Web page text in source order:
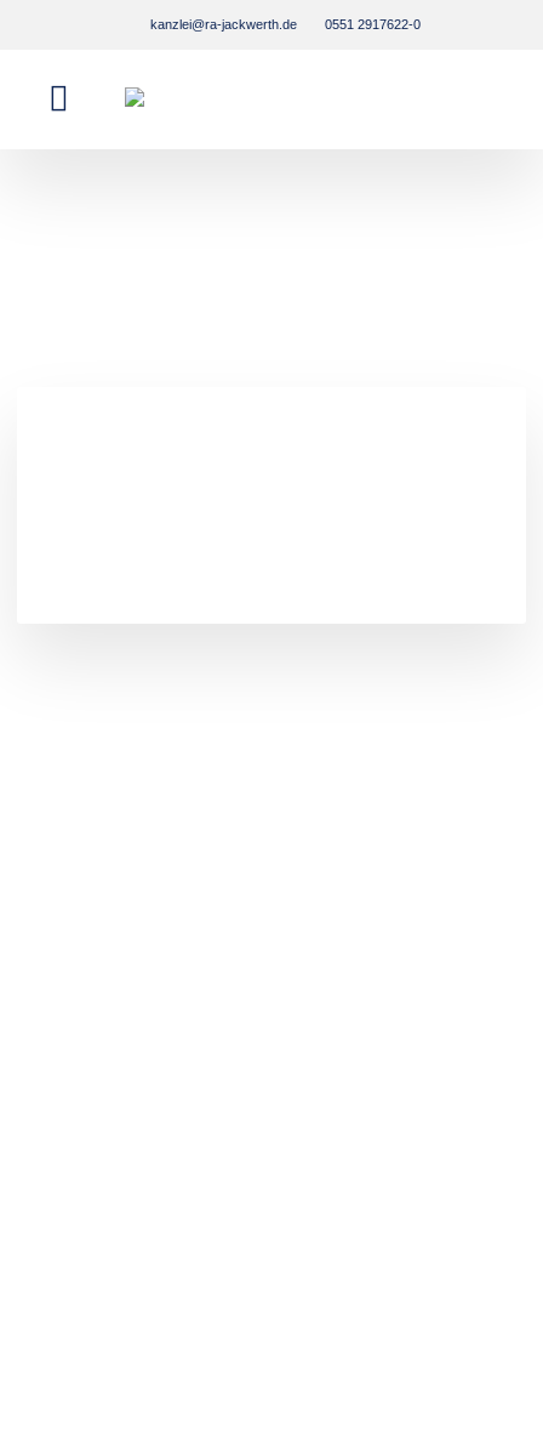
kanzlei@ra-jackwerth.de 0551 2917622-0